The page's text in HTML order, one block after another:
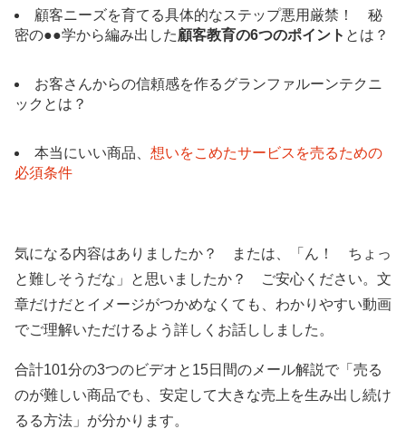
顧客ニーズを育てる具体的なステップ悪用厳禁！ 秘
密の●●学から編み出した顧客教育の6つのポイント とは？
お客さんからの信頼感を作るグランファルーンテクニ
ックとは？
本当にいい商品、 想いをこめたサービスを売るための
必須条件
気になる内容はありましたか？ または、「ん！ ちょっ
と難しそうだな」と思いましたか？ ご安心ください。文
章だけだとイメージがつかめなくても、わかりやすい動画
でご理解いただけるよう詳しくお話ししました。
合計101分の3つのビデオと15日間のメール解説で「売る
のが難しい商品でも、安定して大きな売上を生み出し続け
るる方法」が分かります。